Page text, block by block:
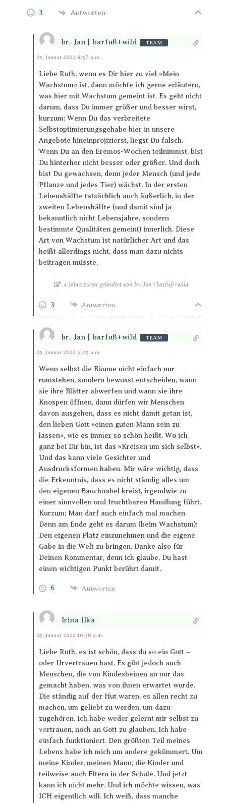
3 Antworten
br. Jan | barfuß+wild TEAM
Antworten
25. Januar 2022 8:57 a.m.
Liebe Ruth, wenn es Dir hier zu viel »Mein
Wachstum« ist, dann möchte ich gerne erläutern,
was hier mit Wachstum gemeint ist. Es geht nicht
darum, dass Du immer größer und besser wirst,
kurzum: Wenn Du das verbreitete
Selbstoptimierungsgehabe hier in unsere
Angebote hineinprojizierst, liegst Du falsch.
Wenn Du an den Eremos-Wochen teilnimmst, bist
Du hinterher nicht besser oder größer. Und doch
bist Du gewachsen, denn jeder Mensch (und jede
Pflanze und jedes Tier) wächst. In der ersten
Lebenshälfte tatsächlich auch äußerlich, in der
zweiten Lebenshälfte (und damit sind ja
bekanntlich nicht Lebensjahre, sondern
bestimmte Qualitäten gemeint) innerlich. Diese
Art von Wachstum ist natürlicher Art und das
heißt allerdings nicht, dass man dazu nichts
beitragen müsste.
4 Jahre zuvor geändert von br. Jan | barfuß+wild
3 Antworten
br. Jan | barfuß+wild TEAM
Antworten
25. Januar 2022 9:05 a.m.
Wenn selbst die Bäume nicht einfach nur
rumstehen, sondern bewusst entscheiden, wann
sie ihre Blätter abwerfen und wann sie ihre
Knospen öffnen, dann dürfen wir Menschen
davon ausgehen, dass es nicht damit getan ist,
den lieben Gott »einen guten Mann sein zu
lassen«, wie es immer so schön heißt. Wo ich
ganz bei Dir bin, ist das »Kreisen um sich selbst«.
Und das kann viele Gesichter und
Ausdrucksformen haben. Mir wäre wichtig, dass
die Erkenntnis, dass es nicht ständig alles um
den eigenen Bauchnabel kreist, irgendwie zu
einer sinnvollen und fruchtbaren Handlung führt.
Kurzum: Man darf auch einfach mal machen.
Denn am Ende geht es darum (beim Wachstum):
Den eigenen Platz einzunehmen und die eigene
Gabe in die Welt zu bringen. Danke also für
Deinen Kommentar, denn ich glaube, Du hast
einen wichtigen Punkt berührt damit.
6 Antworten
Irina Ilka
Antworten
25. Januar 2022 10:38 a.m.
Liebe Ruth, es ist schön, dass du so ein Gott –
oder Urvertrauen hast. Es gibt jedoch auch
Menschen, die von Kindesbeinen an nur das
gemacht haben, was von ihnen erwartet wurde.
Die ständig auf der Hut waren, es allen recht zu
machen, um geliebt zu werden, um dazu
zugehören. Ich habe weder gelernt mir selbst zu
vertrauen, noch an Gott zu glauben. Ich habe
einfach funktioniert. Den größten Teil meines
Lebens habe ich mich um andere gekümmert. Um
meine Kinder, meinen Mann, die Kinder und
teilweise auch Eltern in der Schule. Und jetzt
kann ich nicht mehr. Und ich möchte wissen, was
ICH eigentlich will. Ich weiß, dass manche